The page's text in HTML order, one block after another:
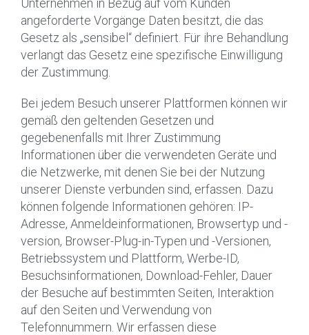
Unternehmen in Bezug auf vom Kunden
angeforderte Vorgänge Daten besitzt, die das
Gesetz als „sensibel“ definiert. Für ihre Behandlung
verlangt das Gesetz eine spezifische Einwilligung
der Zustimmung.
Bei jedem Besuch unserer Plattformen können wir
gemäß den geltenden Gesetzen und
gegebenenfalls mit Ihrer Zustimmung
Informationen über die verwendeten Geräte und
die Netzwerke, mit denen Sie bei der Nutzung
unserer Dienste verbunden sind, erfassen. Dazu
können folgende Informationen gehören: IP-
Adresse, Anmeldeinformationen, Browsertyp und -
version, Browser-Plug-in-Typen und -Versionen,
Betriebssystem und Plattform, Werbe-ID,
Besuchsinformationen, Download-Fehler, Dauer
der Besuche auf bestimmten Seiten, Interaktion
auf den Seiten und Verwendung von
Telefonnummern. Wir erfassen diese